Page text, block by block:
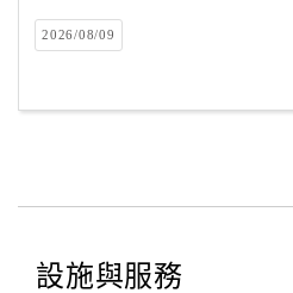
2026/08/09
設施與服務